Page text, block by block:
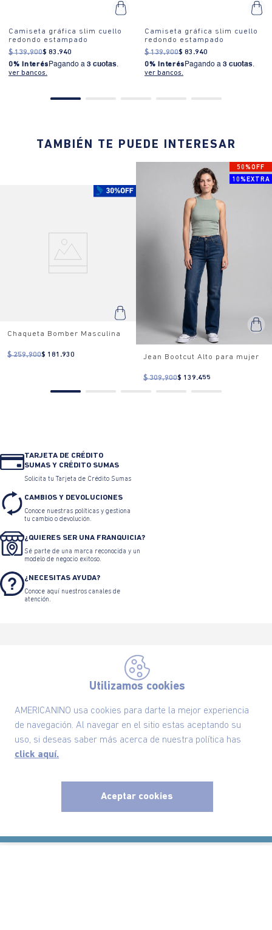
Utilizamos cookies
AMERICANINO usa cookies para darte la mejor experiencia
de navegación. Al navegar en el sitio estas aceptando su
uso, si deseas saber más acerca de nuestra política has
click aquí.
Aceptar cookies
Camiseta gráfica slim cuello
redondo estampado
$ 139.900$ 83 .940
0% Interés Pagando a 3 cuotas.
ver bancos.
Camiseta gráfica slim cuello
redondo estampado
$ 139.900$ 83 .940
0% Interés Pagando a 3 cuotas.
ver bancos.
TAMBIÉN TE PUEDE INTERESAR
Chaqueta Bomber Masculina
$ 259.900$ 181.930
50%OFF
10%EXTRA
Jean Bootcut Alto para mujer
$ 309.900$ 139.455
TARJETA DE CRÉDITO
SUMAS Y CRÉDITO SUMAS
Solicita tu Tarjeta de Crédito Sumas
CAMBIOS Y DEVOLUCIONES
Conoce nuestras políticas y gestiona
tu cambio o devolución.
¿QUIERES SER UNA FRANQUICIA?
Sé parte de una marca reconocida y un
modelo de negocio exitoso.
¿NECESITAS AYUDA?
Conoce aquí nuestros canales de
atención.
las ofertas exclusivas y lo último en moda
SUSCRÍBETE AHORA